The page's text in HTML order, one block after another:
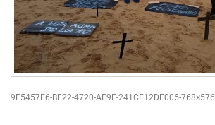
9E5457E6-BF22-4720-AE9F-241CF12DF005-768×576